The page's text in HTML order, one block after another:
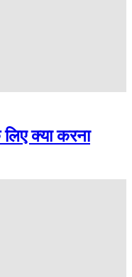
क्या करना